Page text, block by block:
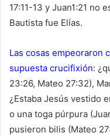
17:11-13 y Juan1:21 no
Bautista fue Elías.
Las cosas empeoraron
supuesta crucifixión:
23:26, Mateo 27:32),
¿Estaba Jesús vestido
o una toga púrpura
pusieron bilis (Mateo